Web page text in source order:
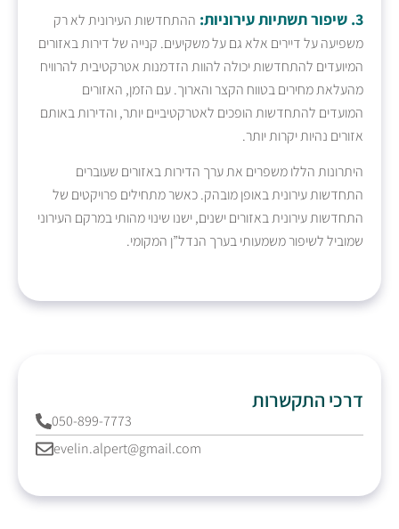
3. שיפור תשתיות עירוניות:
ההתחדשות העירונית לא רק
משפיעה על דיירים אלא גם על משקיעים. קנייה של דירות באזורים
המיועדים להתחדשות יכולה להוות הזדמנות אטרקטיבית להרוויח
מהעלאת מחירים בטווח הקצר והארוך. עם הזמן, האזורים
המועדים להתחדשות הופכים לאטרקטיביים יותר, והדירות באותם
אזורים נהיות יקרות יותר.
היתרונות הללו משפרים את ערך הדירות באזורים שעוברים
התחדשות עירונית באופן מובהק. כאשר מתחילים פרויקטים של
התחדשות עירונית באזורים ישנים, ישנו שינוי מהותי במרקם העירוני
שמוביל לשיפור משמעותי בערך הנדל”ן המקומי.
דרכי התקשרות
050-899-7773
evelin.alpert@gmail.com